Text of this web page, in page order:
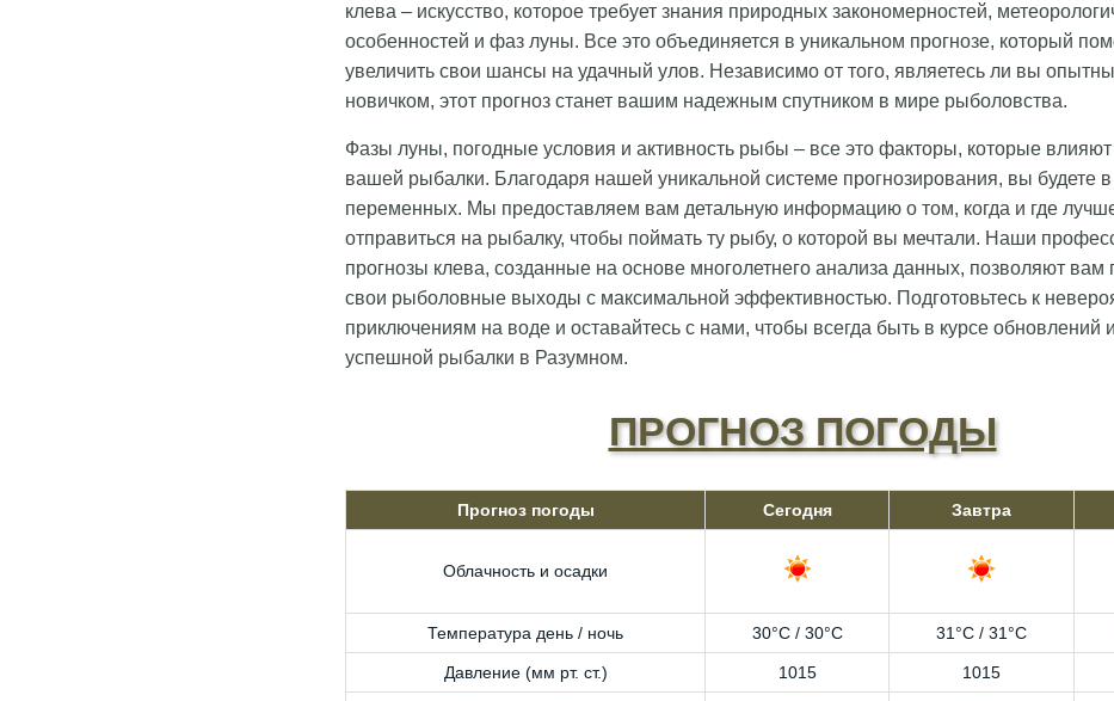
клева – искусство, которое требует знания природных закономерностей,
особенностей и фаз луны. Все это объединяется в уникальном прогнозе, который
увеличить свои шансы на удачный улов. Независимо от того, являетесь ли вы
новичком, этот прогноз станет вашим надежным спутником в мире рыболовства.
Фазы луны, погодные условия и активность рыбы – все это факторы, которые
вашей рыбалки. Благодаря нашей уникальной системе прогнозирования, вы будете в
переменных. Мы предоставляем вам детальную информацию о том, когда и где
отправиться на рыбалку, чтобы поймать ту рыбу, о которой вы мечтали. Наши
прогнозы клева, созданные на основе многолетнего анализа данных, позволяют вам
свои рыболовные выходы с максимальной эффективностью. Подготовьтесь к
приключениям на воде и оставайтесь с нами, чтобы всегда быть в курсе обновлений
успешной рыбалки в Разумном.
ПРОГНОЗ ПОГОДЫ
Прогноз погоды Сегодня Завтра
Облачность и осадки
Температура день / ночь 30°C / 30°C 31°C / 31°C
Давление (мм рт. ст.) 1015 1015